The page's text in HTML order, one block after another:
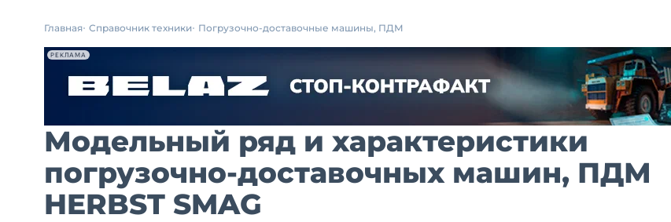
Главная Справочник техники Погрузочно-доставочные машины, ПДМ
РЕКЛАМА
Модельный ряд и характеристики
погрузочно-доставочных машин, ПДМ
HERBST SMAG